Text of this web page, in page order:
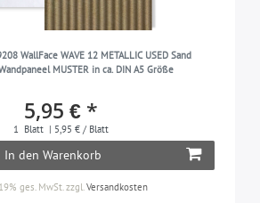
WallFace WAVE 12 METALLIC USED Sand
MUSTER in ca. DIN A5 Größe
5,95 € *
1 Blatt | 5,95 € / Blatt
In den Warenkorb
ges. MwSt.zzgl.Versandkosten